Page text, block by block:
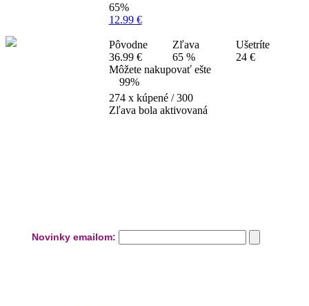
65%
12.99 €
Pôvodne
36.99 €
Zľava
65 %
Ušetríte
24 €
Môžete nakupovať ešte
99%
274x kúpené / 300
Zľava bola aktivovaná
Novinky emailom: